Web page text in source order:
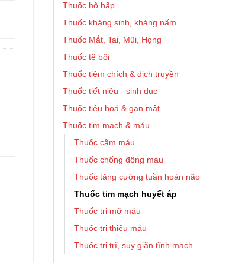
Thuốc hô hấp
Thuốc kháng sinh, kháng nấm
Thuốc Mắt, Tai, Mũi, Họng
Thuốc tê bôi
Thuốc tiêm chích & dịch truyền
Thuốc tiết niệu - sinh dục
Thuốc tiêu hoá & gan mật
Thuốc tim mạch & máu
Thuốc cầm máu
Thuốc chống đông máu
Thuốc tăng cường tuần hoàn não
Thuốc tim mạch huyết áp
Thuốc trị mỡ máu
Thuốc trị thiếu máu
Thuốc trị trĩ, suy giãn tĩnh mạch